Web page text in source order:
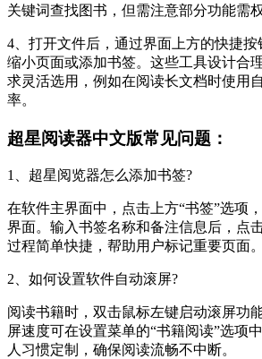
关键词查找图书，但需注意部分功能需
4、打开文件后，通过界面上方的快捷
缩小页面或添加书签。这些工具设计合
求灵活选用，例如在阅读长文档时使用
率。
超星阅读器中文版常见问题：
1、超星阅览器怎么添加书签?
在软件主界面中，点击上方“书签”选项
界面。输入书签名称和备注信息后，点
过程简单快捷，帮助用户标记重要页面。
2、如何设置软件自动滚屏?
阅读书籍时，双击鼠标左键启动滚屏功
屏速度可在设置菜单的“书籍阅读”选项
人习惯定制，确保阅读流畅不中断。